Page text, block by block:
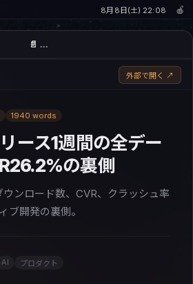
8月8日(土) 22:08 🍎
💬 Chat
📄 …
外部で開く ↗
1940 words
ース1週間の全デー
の裏側
ウンロード数、CVR、クラッシュ率
ブ開発の裏側。
AI プロダクト